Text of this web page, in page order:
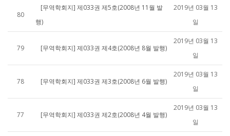
80
[무역학회지] 제033권 제5호(2008년 11월 발
행)
2019년 03월 13
일
79 [무역학회지] 제033권 제4호(2008년 8월 발행)
2019년 03월 13
일
78 [무역학회지] 제033권 제3호(2008년 6월 발행)
2019년 03월 13
일
77 [무역학회지] 제033권 제2호(2008년 4월 발행)
2019년 03월 13
일